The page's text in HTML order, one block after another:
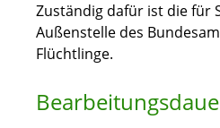
Zuständig dafür ist die für
Außenstelle des
Flüchtlinge.